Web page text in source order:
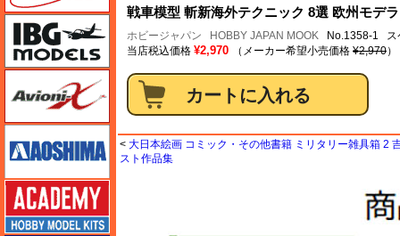
戦車模型 斬新海外テクニック 8選 欧州モデ
ホビージャパン HOBBY JAPAN MOOK No.1358-1 ス
当店税込価格 ¥2,970 （メーカー希望小売価格 ¥2,970）
< 大日本絵画 コミック・その他書籍 ミリタリー雑具箱 2
スト作品集
Avioni-X（アヴィオニクス）
アオシマ